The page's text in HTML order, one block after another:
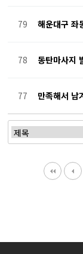
79 해운대구 좌
78 동탄마사지
77 만족해서 남